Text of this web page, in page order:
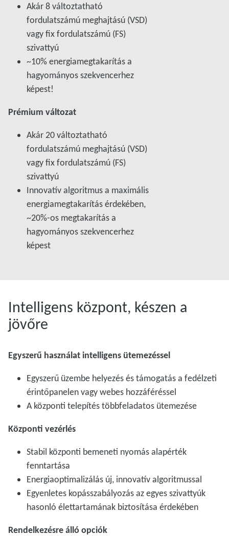
Akár 8 változtatható
fordulatszámú meghajtású (VSD)
vagy fix fordulatszámú (FS)
szivattyú
~10% energiamegtakarítás a
hagyományos szekvencerhez
képest!
Prémium változat
Akár 20 változtatható
fordulatszámú meghajtású (VSD)
vagy fix fordulatszámú (FS)
szivattyú
Innovatív algoritmus a maximális
energiamegtakarítás érdekében,
~20%-os megtakarítás a
hagyományos szekvencerhez
képest
Intelligens központ, készen a
jövőre
Egyszerű használat intelligens ütemezéssel
Egyszerű üzembe helyezés és támogatás a fedélzeti
érintőpanelen vagy webes hozzáféréssel
A központi telepítés többfeladatos ütemezése
Központi vezérlés
Stabil központi bemeneti nyomás alapérték
fenntartása
Energiaoptimalizálás új, innovatív algoritmussal
Egyenletes kopásszabályozás az egyes szivattyúk
hasonló élettartamának biztosítása érdekében
Rendelkezésre álló opciók